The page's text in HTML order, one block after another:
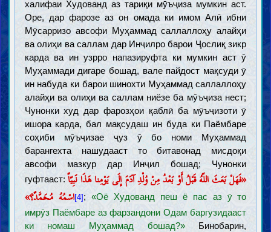
халифаи Худованд аз тариқи мӯъҷиза мумкин аст.
Оре, дар фарозе аз он омада ки имом Алӣ ибни
Мӯсарризо авсофи Муҳаммад саллаллоҳу алайҳи
ва олиҳи ва саллам дар Инҷилро барои Ҷослиқ зикр
карда ва ин узрро напазируфта ки мумкин аст ӯ
Муҳаммади дигаре бошад, вале пайдост мақсуди ӯ
ин набуда ки барои шинохти Муҳаммад саллаллоҳу
алайҳи ва олиҳи ва саллам ниёзе ба мӯъҷиза нест;
Чунонки худ дар фарозҳои қаблӣ ба мӯъҷизоти ӯ
ишора карда, бал мақсудаш ин буда ки Паёмбаре
соҳиби мӯъҷизае ҷуз ӯ бо номи Муҳаммад
барангехта нашудааст то битавонад мисдоқи
авсофи мазкур дар Инҷил бошад; Чунонки
гуфтааст: «فَهَلْ بَعَثَ اللّهُ قَبْلُ أَوْ بَعْدُ مِنْ وُلْدِ آدَمَ إِلَى يَوْمِنا هَذَا نَبِيّاً
اسْمُهُ مُحَمَّدٌ؟» [4] ;«Оё Худованд пеш ё пас аз ӯ то
имрӯз Паёмбаре аз фарзандони Одам баргузидааст
ки номаш Муҳаммад бошад?»Бинобарин,